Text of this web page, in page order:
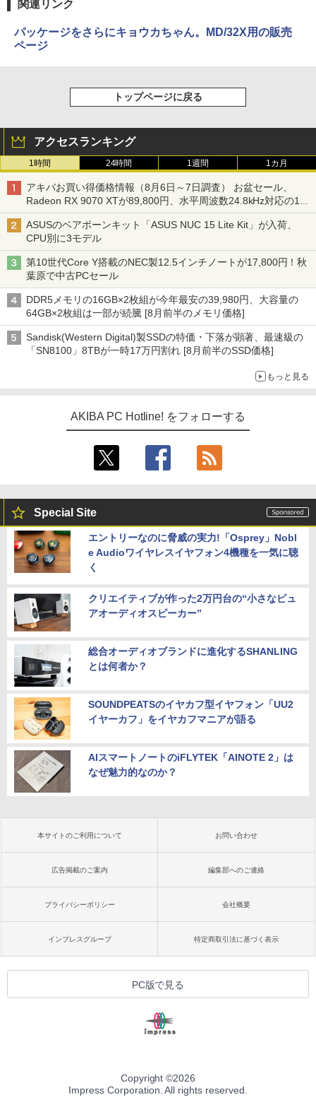
関連リンク
パッケージをさらにキョウカちゃん。MD/32X用の販売
ページ
トップページに戻る
アクセスランキング
1時間 24時間 1週間 1カ月
アキバお買い得価格情報（8月6日～7日調査） お盆セール、
Radeon RX 9070 XTが89,800円、水平周波数24.8kHz対応の17
型モニターが9,801円、暑さ指数連動セール ほか
ASUSのベアボーンキット「ASUS NUC 15 Lite Kit」が入荷、
CPU別に3モデル
第10世代Core Y搭載のNEC製12.5インチノートが17,800円！秋
葉原で中古PCセール
DDR5メモリの16GB×2枚組が今年最安の39,980円、大容量の
64GB×2枚組は一部が続騰 [8月前半のメモリ価格]
Sandisk(Western Digital)製SSDの特価・下落が顕著、最速級の
「SN8100」8TBが一時17万円割れ [8月前半のSSD価格]
もっと見る
AKIBA PC Hotline! をフォローする
Special Site
エントリーなのに脅威の実力!「Osprey」Nobl
e Audioワイヤレスイヤフォン4機種を一気に聴
く
クリエイティブが作った2万円台の“小さなピュ
アオーディオスピーカー”
総合オーディオブランドに進化するSHANLING
とは何者か？
SOUNDPEATSのイヤカフ型イヤフォン「UU2
イヤーカフ」をイヤカフマニアが語る
AIスマートノートのiFLYTEK「AINOTE 2」は
なぜ魅力的なのか？
本サイトのご利用について お問い合わせ
広告掲載のご案内 編集部へのご連絡
プライバシーポリシー 会社概要
インプレスグループ 特定商取引法に基づく表示
PC版で見る
Copyright ©2026
Impress Corporation. All rights reserved.